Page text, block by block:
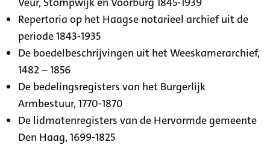
Repertoria op het Haagse notarieel archief uit de
periode 1843-1935
De boedelbeschrijvingen uit het Weeskamerarchief,
1482 – 1856
De bedelingsregisters van het Burgerlijk
Armbestuur, 1770-1870
De lidmatenregisters van de Hervormde gemeente
Den Haag, 1699-1825